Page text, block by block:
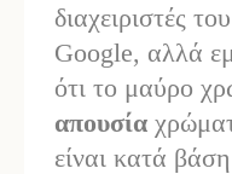
διαχειριστές του
Google, αλλά
ότι το μαύρο
απουσία
είναι κατά